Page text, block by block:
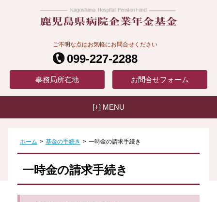
ご不明な点はお気軽にお問合せください
099-227-2288
事務局所在地 お問合せフォーム
[+] MENU
ホーム > 基金の手続き > 一時金の請求手続き
一時金の請求手続き